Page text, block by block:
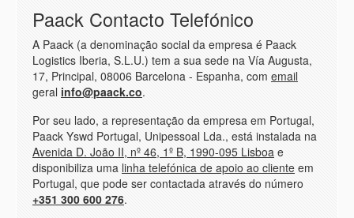
Paack Contacto Telefónico
A Paack (a denominação social da empresa é Paack
Logistics Iberia, S.L.U.) tem a sua sede na Vía Augusta,
17, Principal, 08006 Barcelona - Espanha, com email
geral info@paack.co.
Por seu lado, a representação da empresa em Portugal,
Paack Yswd Portugal, Unipessoal Lda., está instalada na
Avenida D. João II, nº 46, 1º B, 1990-095 Lisboa e
disponibiliza uma linha telefónica de apoio ao cliente em
Portugal, que pode ser contactada através do número
+351 300 600 276.